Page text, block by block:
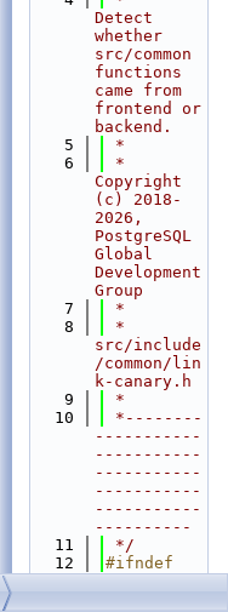
Detect
whether
src/common
functions
came from
frontend or
backend.
    5
*
    6
*
Copyright
(c) 2018-
2026,
PostgreSQL
Global
Development
Group
    7
*
    8
*
src/include
/common/lin
k-canary.h
    9
*
   10
*--------
-----------
-----------
-----------
-----------
-----------
----------
   11
*/
   12
#ifndef